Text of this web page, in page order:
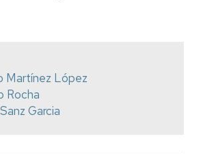
Martínez López
Rocha
Garcia